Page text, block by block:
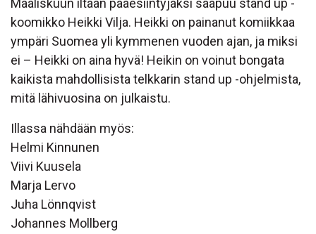
Maaliskuun iltaan pääesiintyjäksi saapuu stand up -
koomikko Heikki Vilja. Heikki on painanut komiikkaa
ympäri Suomea yli kymmenen vuoden ajan, ja miksi
ei – Heikki on aina hyvä! Heikin on voinut bongata
kaikista mahdollisista telkkarin stand up -ohjelmista,
mitä lähivuosina on julkaistu.
Illassa nähdään myös:
Helmi Kinnunen
Viivi Kuusela
Marja Lervo
Juha Lönnqvist
Johannes Mollberg